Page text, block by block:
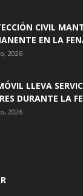
CIVIL
EN LA
2026
LLEVA
DURANTE LA
2026